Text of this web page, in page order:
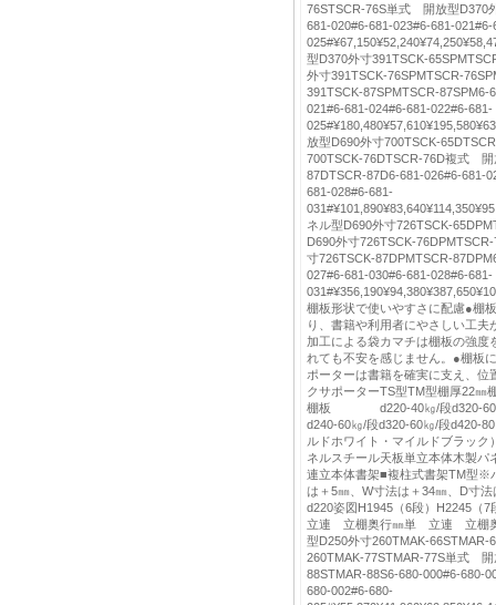
76STSCR-76S単式 開放型D370
681-020#6-681-023#6-681-
型D370外寸391TSCK-
外寸391TSCK-76SPMTSCR-
391TSCK-87SPMTSCR-87SPM6-
021#6-681-024#6-681-022#6-681-
放型D690外寸700TSCK-
700TSCK-76DTSCR-76D複式 開
87DTSCR-87D6-681-026#6-681-
681-028#6-681-
ネル型D690外寸726TSCK-
D690外寸726TSCK-
寸726TSCK-87DPMTSCR-
027#6-681-030#6-681-028#6-681-
棚板形状で使いやすさに配慮●棚
り、書籍や利用者にやさしい工
加工による袋カマチは棚板の強度
れても不安を感じません。●棚板
ポーターは書籍を確実に支え、位
クサポーターTS型TM型棚厚22㎜
棚板 d220-40㎏/段d320-
d240-60㎏/段d320-60㎏/段d420-
ルドホワイト・マイルドブラッ
ネルスチール天板単立本体木製パ
連立本体書架■複柱式書架TM型※
は＋5㎜、W寸法は＋34㎜、D寸
d220姿図H1945（6段）H2245
立連 立棚奥行㎜単 立連 立
型D250外寸260TMAK-
260TMAK-77STMAR-77S単式 開
88STMAR-88S6-680-000#6-680-
680-002#6-680-